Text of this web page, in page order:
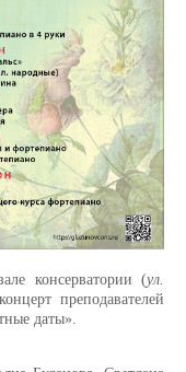
консерватории (ул.
преподавателей
даты».